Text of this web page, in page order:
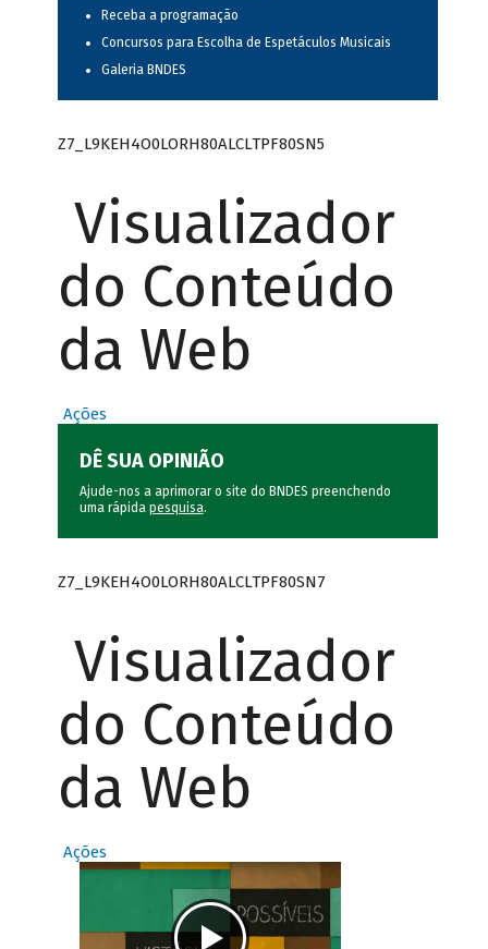
Receba a programação
Concursos para Escolha de Espetáculos Musicais
Galeria BNDES
Z7_L9KEH4O0LORH80ALCLTPF80SN5
Visualizador
do Conteúdo
da Web
Ações
DÊ SUA OPINIÃO
Ajude-nos a aprimorar o site do BNDES preenchendo
uma rápida pesquisa.
Z7_L9KEH4O0LORH80ALCLTPF80SN7
Visualizador
do Conteúdo
da Web
Ações